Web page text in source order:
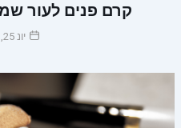
קרם פנים לעור
יונ 25, 2023